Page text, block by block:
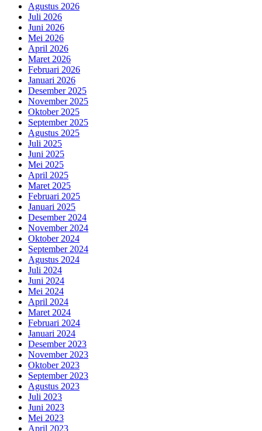
Agustus 2026
Juli 2026
Juni 2026
Mei 2026
April 2026
Maret 2026
Februari 2026
Januari 2026
Desember 2025
November 2025
Oktober 2025
September 2025
Agustus 2025
Juli 2025
Juni 2025
Mei 2025
April 2025
Maret 2025
Februari 2025
Januari 2025
Desember 2024
November 2024
Oktober 2024
September 2024
Agustus 2024
Juli 2024
Juni 2024
Mei 2024
April 2024
Maret 2024
Februari 2024
Januari 2024
Desember 2023
November 2023
Oktober 2023
September 2023
Agustus 2023
Juli 2023
Juni 2023
Mei 2023
April 2023